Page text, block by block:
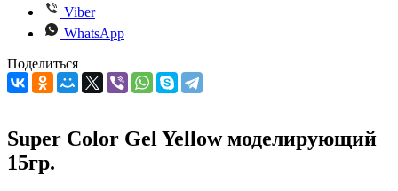
Viber
WhatsApp
Поделиться
Super Color Gel Yellow моделирующий
15гр.